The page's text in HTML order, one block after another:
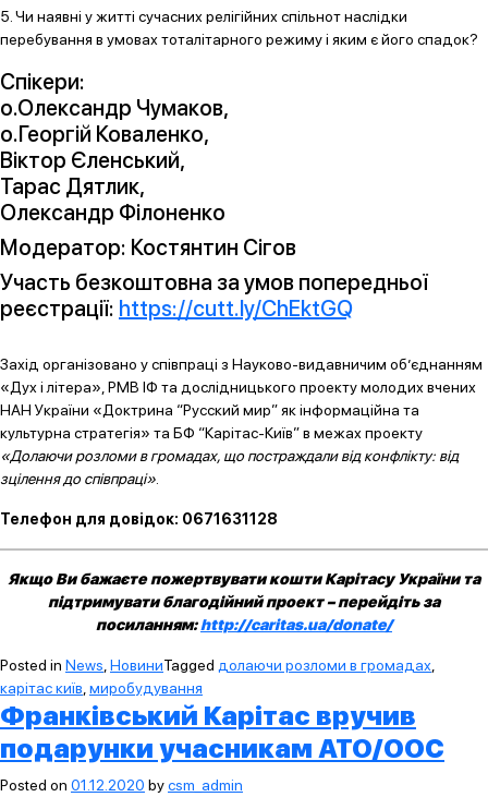
5. Чи наявні у житті сучасних релігійних спільнот наслідки
перебування в умовах тоталітарного режиму і яким є його спадок?
Спікери:
о.Олександр Чумаков,
о.Георгій Коваленко,
Віктор Єленський,
Тарас Дятлик,
Олександр Філоненко
Модератор: Костянтин Сігов
Участь безкоштовна за умов попередньої
реєстрації: https://cutt.ly/ChEktGQ
Захід організовано у співпраці з Науково-видавничим об’єднанням
«Дух і літера», РМВ ІФ та дослідницького проекту молодих вчених
НАН України «Доктрина “Русский мир” як інформаційна та
культурна стратегія» та БФ “Карітас-Київ” в межах проекту
«Долаючи розломи в громадах, що постраждали від конфлікту: від
зцілення до співпраці»
Телефон для довідок: 0671631128
Якщо Ви бажаєте пожертвувати кошти Карітасу України та
підтримувати благодійний проект – перейдіть за
посиланням:http://caritas.ua/donate/
Posted in News НовиниTagged долаючи розломи в громадах
карітас київ миробудування
Франківський Карітас вручив
подарунки учасникам АТО/ООС
Posted on 01.12.2020 bycsm_admin